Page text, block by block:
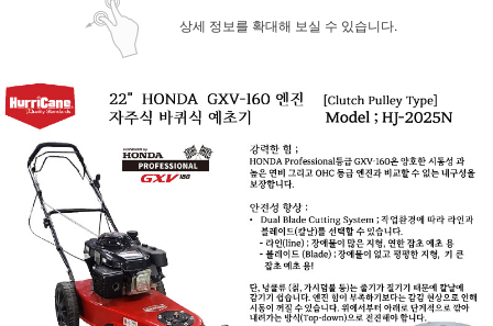
상세 정보를 확대해 보실 수 있습니다.